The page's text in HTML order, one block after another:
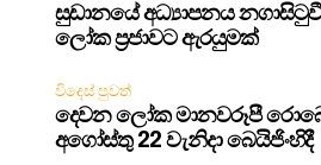
සුඩානයේ අධ්‍යාපනය
ලෝක ප්‍රජාවට ඇරයුමක්
විදෙස් පුවත්
දෙවන ලෝක මානවරූපී
අගෝස්තු 22 වැනිදා බෙයිජිංහිදී